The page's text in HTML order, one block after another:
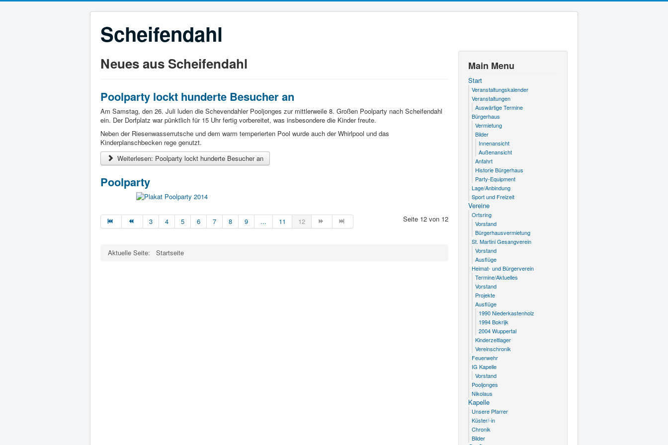
Scheifendahl
Neues aus Scheifendahl
Poolparty lockt hunderte Besucher an
Am Samstag, den 26. Juli luden die Schevendahler Pooljonges zur mittlerweile 8. Großen Poolparty nach Scheifendahl
ein. Der Dorfplatz war pünktlich für 15 Uhr fertig vorbereitet, was insbesondere die Kinder freute.
Neben der Riesenwasserrutsche und dem warm temperierten Pool wurde auch der Whirlpool und das
Kinderplanschbecken rege genutzt.
Weiterlesen: Poolparty lockt hunderte Besucher an
Poolparty
Seite 12 von 12
3 4 5 6 7 8 9 ... 11 12
Aktuelle Seite: Startseite
Main Menu
Start
Veranstaltungskalender
Veranstaltungen
Auswärtige Termine
Bürgerhaus
Vermietung
Bilder
Innenansicht
Außenansicht
Anfahrt
Historie Bürgerhaus
Party-Equipment
Lage/Anbindung
Sport und Freizeit
Vereine
Ortsring
Vorstand
Bürgerhausvermietung
St. Martini Gesangverein
Vorstand
Ausflüge
Heimat- und Bürgerverein
Termine/Aktuelles
Vorstand
Projekte
Ausflüge
1990 Niederkastenholz
1994 Bokrijk
2004 Wuppertal
Kinderzeltlager
Vereinschronik
Feuerwehr
IG Kapelle
Vorstand
Pooljonges
Nikolaus
Kapelle
Unsere Pfarrer
Küster/-in
Chronik
Bilder